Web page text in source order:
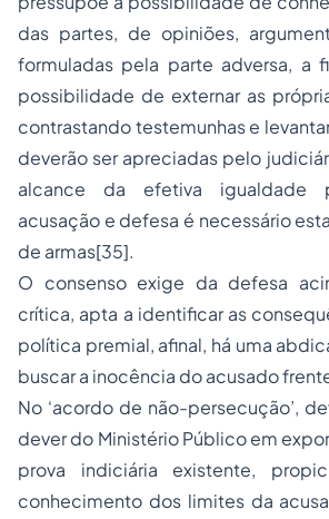
das partes, de opiniões,
formuladas pela parte adversa, a
possibilidade de externar as
contrastando testemunhas e
deverão ser apreciadas pelo
alcance da efetiva igualdade
acusação e defesa é necessário
de armas[35].
O consenso exige da defesa
crítica, apta a identificar as
política premial, afinal, há uma
buscar a inocência do acusado
No ‘acordo de não-persecução’,
dever do Ministério Público em
prova indiciária existente,
conhecimento dos limites da